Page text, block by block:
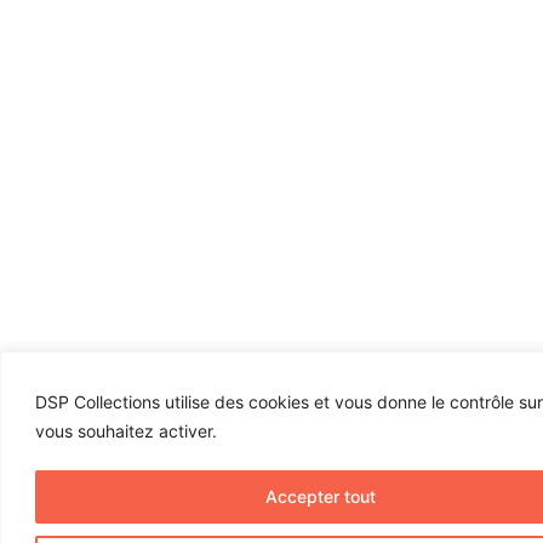
DSP Collections utilise des cookies et vous donne le contrôle
vous souhaitez activer.
Accepter tout